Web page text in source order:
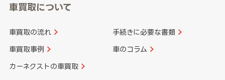
車買取について
車買取の流れ 手続きに必要な書類
車買取事例 車のコラム
カーネクストの車買取